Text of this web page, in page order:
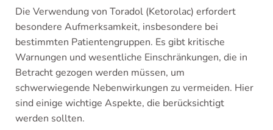
Die Verwendung von Toradol (Ketorolac) erfordert
besondere Aufmerksamkeit, insbesondere bei
bestimmten Patientengruppen. Es gibt kritische
Warnungen und wesentliche Einschränkungen, die in
Betracht gezogen werden müssen, um
schwerwiegende Nebenwirkungen zu vermeiden. Hier
sind einige wichtige Aspekte, die berücksichtigt
werden sollten.